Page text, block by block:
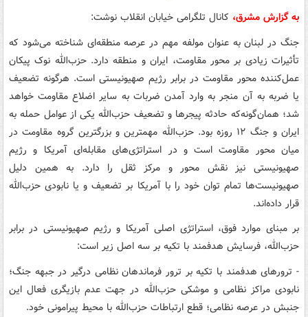
به گزارش مشرق، کانال تلگرامی خیابان انقلاب نوشت:
جنگ در لبنان به عنوان مولفه مهم در عرصه منطقه‌ای شناخته می‌شود که
تأثیرات زیادی بر محور مقاومت، ایران و منطقه دارد. حزب‌الله نوک پیکان
عمل‌کننده محور مقاومت در برابر رژیم صهیونیستی است. هرگونه تضعیف
یا ضربه به آن منجر به وارد آمدن ضربات به سایر اضلاع مقاومت خواهد
شد؛ همان‌گونه‌که حادثه پیجرها و تضعیف حزب‌الله یکی از عوامل حمله به
ایران و جنگ ۱۲ روزه بود. حزب‌الله مهمترین و بزرگترین گروه مقاومت در
میان محور مقاومت است و در استراتژی‌های مقابله‌ای آمریکا و رژیم
صهیونیستی نیز نقش محور و مرکز ثقل را دارد. به همین دلیل
صهیونیست‌ها تمام توان خود را با آمریکا بر تضعیف و یا نابودی حزب‌الله
قرار داده‌اند.
بر مبنای موارد فوق، استراتژی اصلی آمریکا و رژیم صهیونیستی در برابر
حزب‌الله، فرسایش هدفمند با تکیه بر سه اصل زیر است:
- ترورهای هدفمند با تکیه بر ترور فرماندهان نظامی درگیر در جبهه جنگ؛
نابودی مراکز نظامی و موشکی حزب‌الله در جهت عدم بازیگری فعال این
جنبش در عرصه نظامی؛ قطع ارتباطات حزب‌الله با محیط پیرامونی خود.